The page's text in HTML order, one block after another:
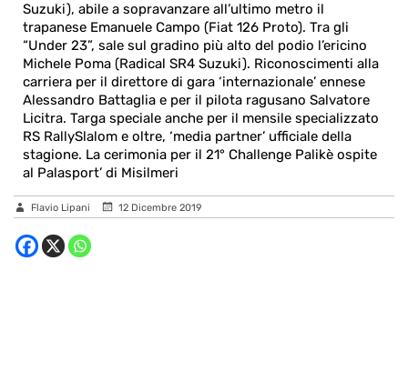
Suzuki), abile a sopravanzare all’ultimo metro il
trapanese Emanuele Campo (Fiat 126 Proto). Tra gli
“Under 23”, sale sul gradino più alto del podio l’ericino
Michele Poma (Radical SR4 Suzuki). Riconoscimenti alla
carriera per il direttore di gara ‘internazionale’ ennese
Alessandro Battaglia e per il pilota ragusano Salvatore
Licitra. Targa speciale anche per il mensile specializzato
RS RallySlalom e oltre, ‘media partner’ ufficiale della
stagione. La cerimonia per il 21° Challenge Palikè ospite
al Palasport’ di Misilmeri
Flavio Lipani 12 Dicembre 2019